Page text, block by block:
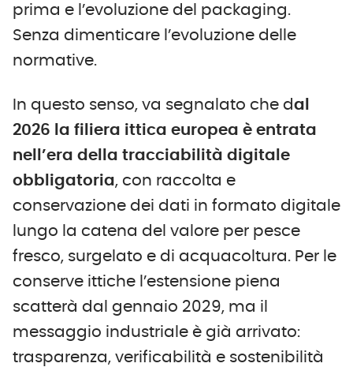
prima e l’evoluzione del packaging.
Senza dimenticare l’evoluzione delle
normative.
In questo senso, va segnalato che dal
2026 la filiera ittica europea è entrata
nell’era della tracciabilità digitale
obbligatoria, con raccolta e
conservazione dei dati in formato digitale
lungo la catena del valore per pesce
fresco, surgelato e di acquacoltura. Per le
conserve ittiche l’estensione piena
scatterà dal gennaio 2029, ma il
messaggio industriale è già arrivato:
trasparenza, verificabilità e sostenibilità